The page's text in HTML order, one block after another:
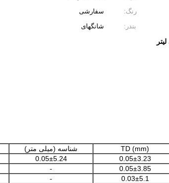
رنگ:
سفارشی
بندر:
شانگهای
TD (mm) شناسه (میلی متر)
0.05±3.23
0.05±5.24
0.05±3.85
-
0.03±5.1
-